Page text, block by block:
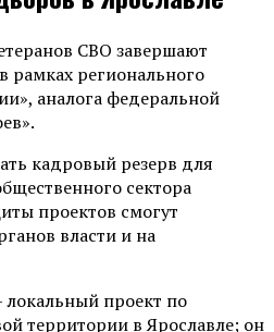
СВО завершают
рамках регионального
аналога федеральной
кадровый резерв для
сектора
проектов смогут
власти и на
проект по
территории в Ярославле; он